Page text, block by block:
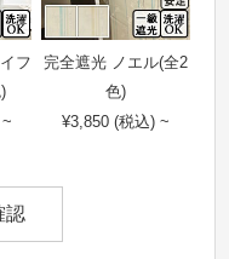
フ
完全遮光 ノエル(全2
色)
¥3,850 (税込) ~
認